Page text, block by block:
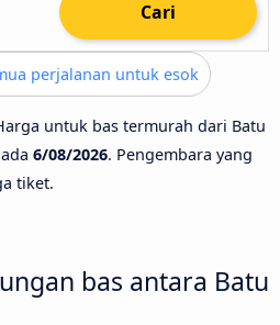
Cari
perjalanan untuk esok
untuk bas termurah dari Batu
6/08/2026. Pengembara yang
tiket.
bas antara Batu